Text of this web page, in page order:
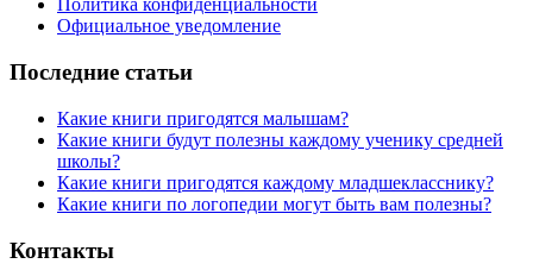
Политика конфиденциальности
Официальное уведомление
Последние статьи
Какие книги пригодятся малышам?
Какие книги будут полезны каждому ученику средней
школы?
Какие книги пригодятся каждому младшекласснику?
Какие книги по логопедии могут быть вам полезны?
Контакты